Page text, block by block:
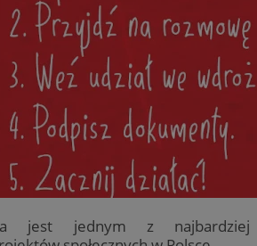
jest jednym z najbardziej